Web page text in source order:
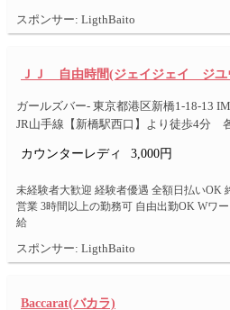
スポンサー: LigthBaito
ＪＪ 自由時間(ジェイジェイ ジユ
ガールズバー- 東京都港区新橋1-18-13
JR山手線【新橋駅西口】より徒歩4分
カウンターレディ 3,000円
未経験者大歓迎 経験者優遇 全額日払いOK
営業 3時間以上の勤務可 自由出勤OK Wワ
給
スポンサー: LigthBaito
Baccarat(バカラ)